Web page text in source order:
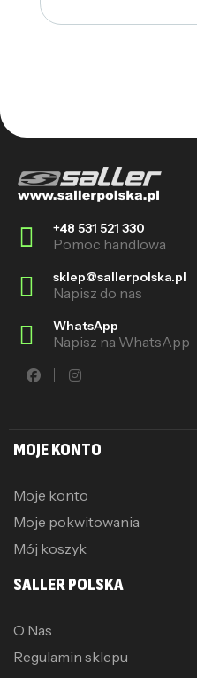
+48 531 521 330
Pomoc handlowa
sklep@sallerpolska.pl
Napisz do nas
WhatsApp
Napisz na WhatsApp
MOJE KONTO
Moje konto
Moje pokwitowania
Mój koszyk
SALLER POLSKA
O Nas
Regulamin sklepu